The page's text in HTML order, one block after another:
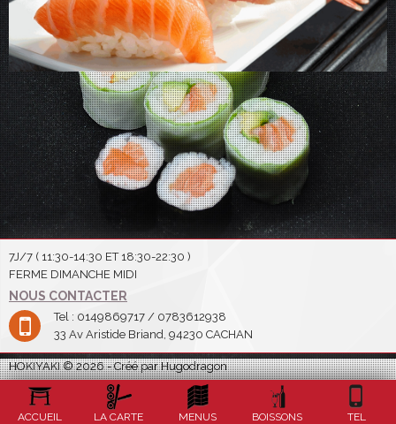
7J/7 ( 11:30-14:30 ET 18:30-22:30 )
FERME DIMANCHE MIDI
NOUS CONTACTER
Tel : 0149869717 / 0783612938
33 Av Aristide Briand, 94230 CACHAN
HOKIYAKI © 2026 - Créé par Hugodragon
ACCUEIL LA CARTE MENUS BOISSONS TEL